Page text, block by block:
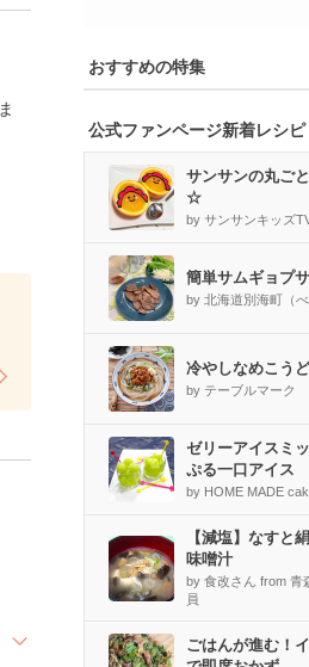
おすすめの特集
公式ファンページ新着レシピ
サンサンの丸ご
☆
by サンサンキッズ
簡単サムギョプ
by 北海道別海町（
冷やしなめこう
by テーブルマーク
ゼリーアイスミ
ぷる一口アイス
by HOME MADE
【減塩】なすと
味噌汁
by 食改さん from 青
員
ごはんが進む！